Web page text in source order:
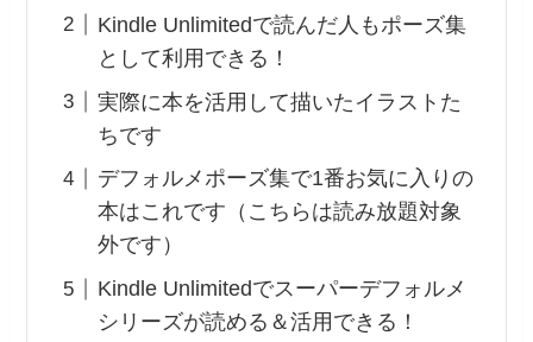
Kindle Unlimitedで読んだ人もポーズ集
として利用できる！
実際に本を活用して描いたイラストた
ちです
デフォルメポーズ集で1番お気に入りの
本はこれです（こちらは読み放題対象
外です）
Kindle Unlimitedでスーパーデフォルメ
シリーズが読める＆活用できる！